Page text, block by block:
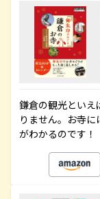
鎌倉の観光といえ
りません。お寺
がわかるのです！